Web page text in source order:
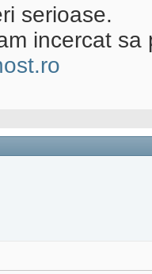
serioase.
incercat sa